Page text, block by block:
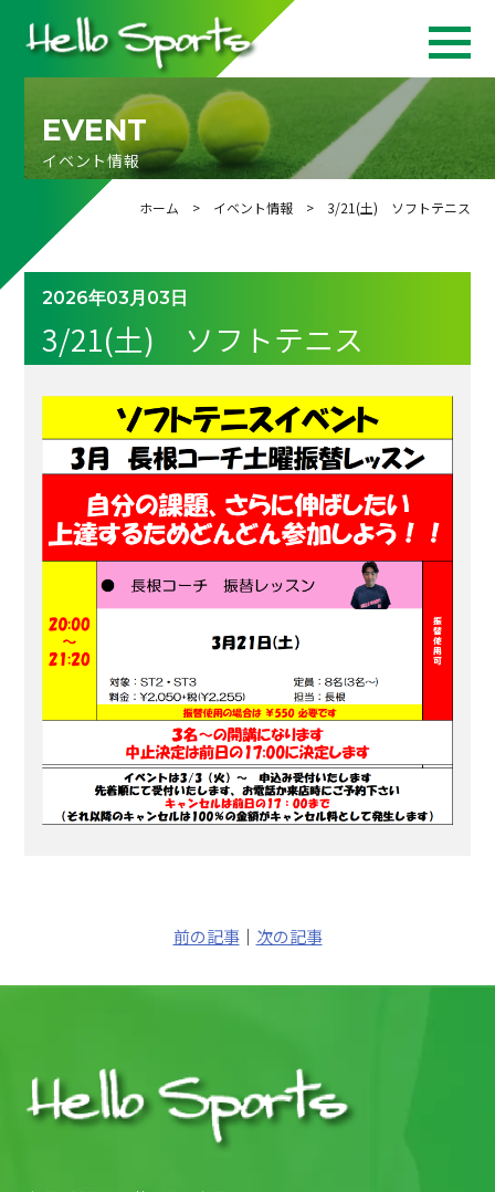
EVENT
イベント情報
ホーム > イベント情報> 3/21(土) ソフトテニス
2026年03月03日
3/21(土) ソフトテニス
前の記事｜ 次の記事